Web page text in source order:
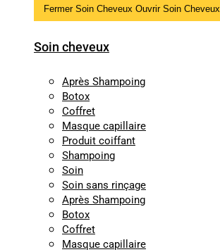
Fermer Soin Cheveux Ouvrir Soin Cheveux
Soin cheveux
Après Shampoing
Botox
Coffret
Masque capillaire
Produit coiffant
Shampoing
Soin
Soin sans rinçage
Après Shampoing
Botox
Coffret
Masque capillaire